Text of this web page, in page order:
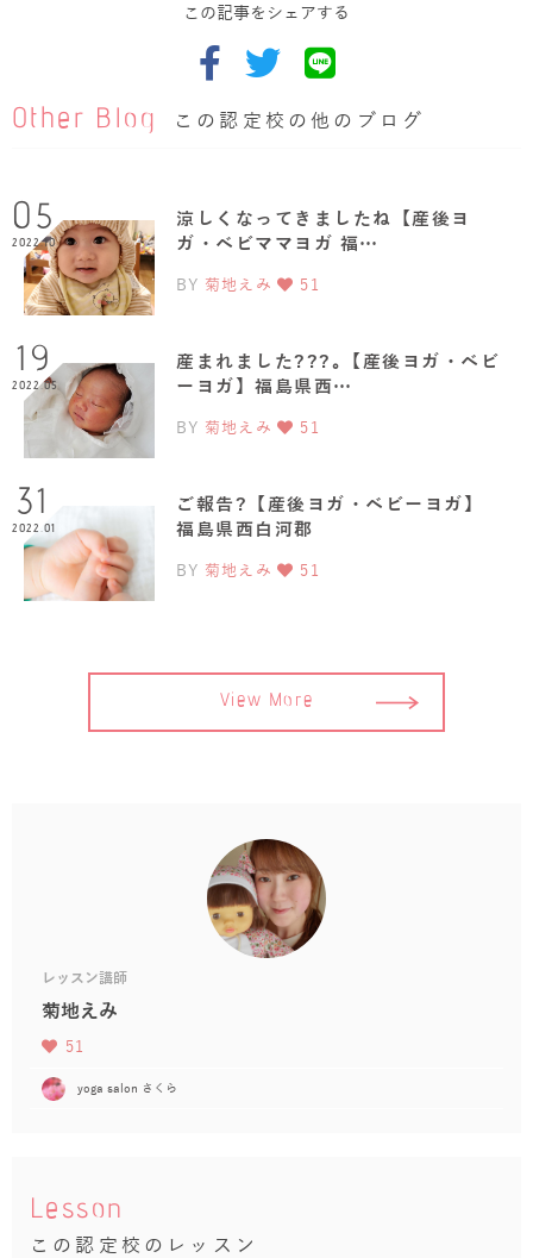
この記事をシェアする
Other Blog この認定校の他のブログ
05
2022.10
涼しくなってきましたね【産後ヨ
ガ・ベビママヨガ 福…
BY 菊地えみ 51
19
2022.05
産まれました???｡【産後ヨガ・ベビ
ーヨガ】福島県西…
BY 菊地えみ 51
31
2022.01
ご報告?【産後ヨガ・ベビーヨガ】
福島県西白河郡
BY 菊地えみ 51
View More
レッスン講師
菊地えみ
51
yoga salon さくら
Lesson
この認定校のレッスン